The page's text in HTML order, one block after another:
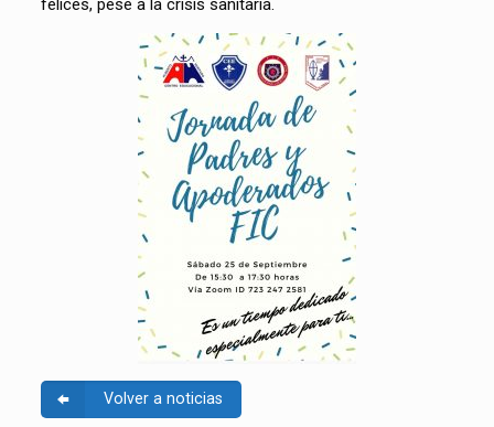
felices, pese a la crisis sanitaria.
Volver a noticias